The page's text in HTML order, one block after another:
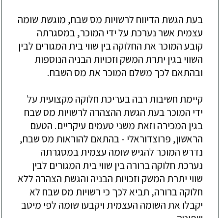
בעת הגשת הדיווח לרשויות מס שבח, מוגשת שומה
עצמית אשר נערכת על ידי המוכר, במסגרתה
קובע המוכר את החלוקה בין שווי בית המגורים לבין
השווי בגין יתרת המשק וזכויות הבניה הנוספות
ובהתאם לכך משלם המוכר את מס השבח.
קיימת חשיבות רבה בעריכת חלוקה מקצועית על
ידי המוכר בעת הגשת ההצהרה לרשויות מס שבח
בגין המכירה וזאת משני טעמים עיקריים. הטעם
הראשון, פרוצדוראלי - בהתאם להוראות מס שבח,
נדרש המוכר להגיש שומה עצמית במסגרתה
נערכת חלוקה ברורה בין שווי בית המגורים לבין
שווי יתרת המשק וזכויות הבניה והגשת הצהרה ללא
חלוקה ברורה, תביא לכך כי רשויות מס שבח לא
יקבלו את השומה העצמית ויקבעו שומה לפי מיטב